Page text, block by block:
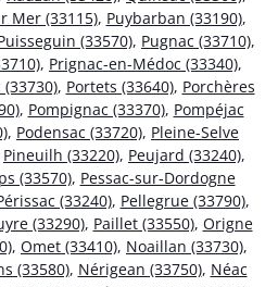
Mer (33115), Puybarban (33190),
(33570), Pugnac (33710),
, Prignac-en-Médoc (33340),
(33730), Portets (33640), Porchères
, Pompignac (33370), Pompéjac
, Podensac (33720), Pleine-Selve
Pineuilh (33220), Peujard (33240),
(33570), Pessac-sur-Dordogne
(33240), Pellegrue (33790),
(33290), Paillet (33550), Origne
, Omet (33410), Noaillan (33730),
(33580), Nérigean (33750), Néac